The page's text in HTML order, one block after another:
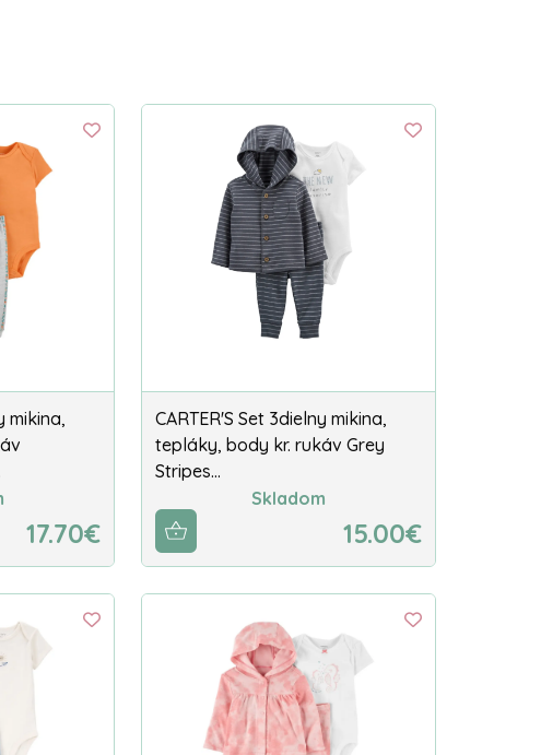
mikina,
17.70€
CARTER'S Set 3dielny mikina,
tepláky, body kr. rukáv Grey
Stripes…
Skladom
15.00€